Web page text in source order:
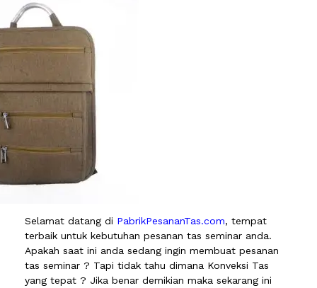
Selamat datang di PabrikPesananTas.com, tempat
terbaik untuk kebutuhan pesanan tas seminar anda.
Apakah saat ini anda sedang ingin membuat pesanan
tas seminar ? Tapi tidak tahu dimana Konveksi Tas
yang tepat ? Jika benar demikian maka sekarang ini